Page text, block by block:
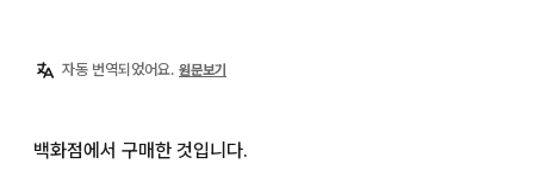
자동 번역되었어요. 원문보기
백화점에서 구매한 것입니다.